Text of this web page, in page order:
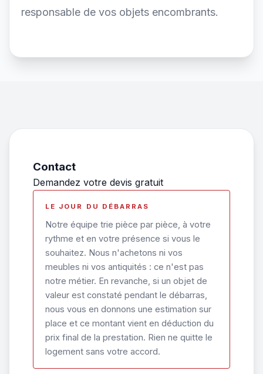
responsable de vos objets encombrants.
Contact
Demandez votre devis gratuit
LE JOUR DU DÉBARRAS
Notre équipe trie pièce par pièce, à votre
rythme et en votre présence si vous le
souhaitez. Nous n'achetons ni vos
meubles ni vos antiquités : ce n'est pas
notre métier. En revanche, si un objet de
valeur est constaté pendant le débarras,
nous vous en donnons une estimation sur
place et ce montant vient en déduction du
prix final de la prestation. Rien ne quitte le
logement sans votre accord.